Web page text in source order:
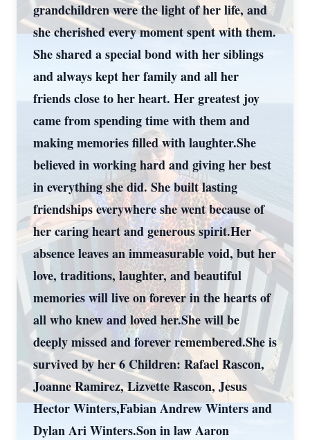
grandchildren were the light of her life, and
she cherished every moment spent with them.
She shared a special bond with her siblings
and always kept her family and all her
friends close to her heart. Her greatest joy
came from spending time with them and
making memories filled with laughter.She
believed in working hard and giving her best
in everything she did. She built lasting
friendships everywhere she went because of
her caring heart and generous spirit.Her
absence leaves an immeasurable void, but her
love, traditions, laughter, and beautiful
memories will live on forever in the hearts of
all who knew and loved her.She will be
deeply missed and forever remembered.She is
survived by her 6 Children: Rafael Rascon,
Joanne Ramirez, Lizvette Rascon, Jesus
Hector Winters,Fabian Andrew Winters and
Dylan Ari Winters.Son in law Aaron